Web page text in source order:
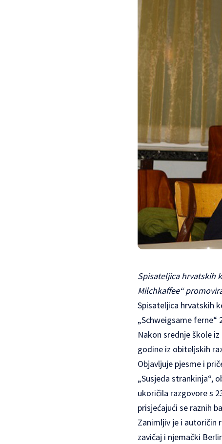
Spisateljica hrvatskih
Milchkaffee“
Spisateljica hrvatskih
„Schweigsame ferne“
Nakon srednje škole
godine iz obiteljskih
Objavljuje pjesme i
„Susjeda strankinja“,
ukoričila razgovore s
prisjećajući se raznih
Zanimljiv je i autoričin
zavičaj i njemački